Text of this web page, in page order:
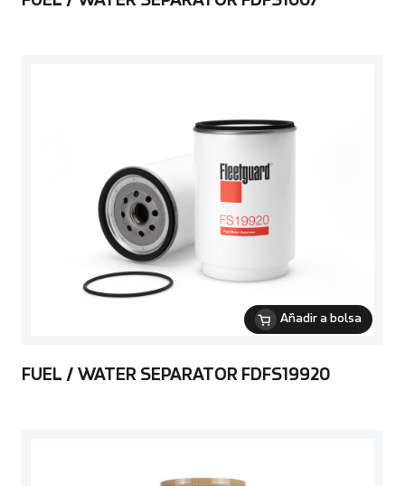
Añadir a bolsa
FUEL / WATER SEPARATOR FDFS19920